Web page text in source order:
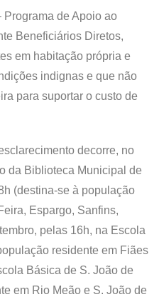
Programa de Apoio ao
Beneficiários Diretos,
em habitação própria e
indignas e que não
para suportar o custo de
decorre, no
da Biblioteca Municipal de
(destina-se à população
Espargo, Sanfins,
pelas 16h, na Escola
residente em Fiães
Básica de S. João de
em Rio Meão e S. João de